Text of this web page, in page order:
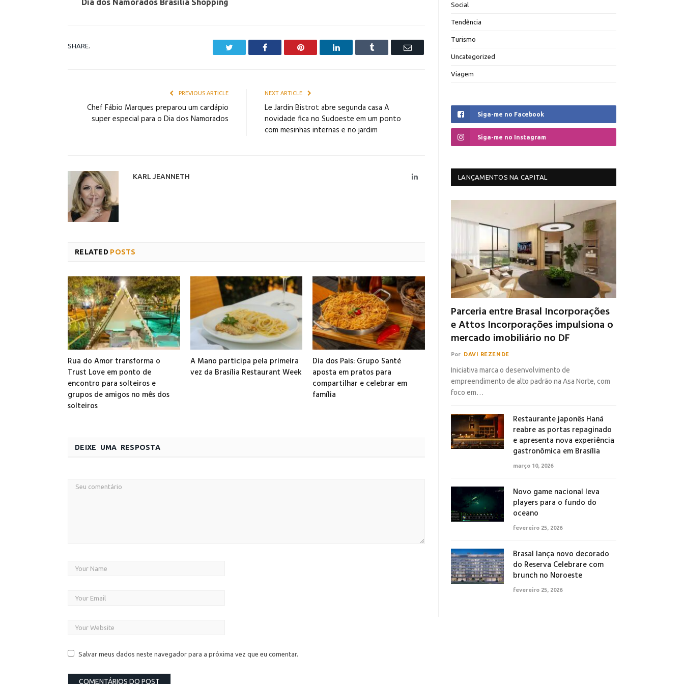
Dia dos Namorados Brasília Shopping
SHARE. Facebook Pinterest LinkedIn Tumblr Email
PREVIOUS ARTICLE
Chef Fábio Marques preparou um cardápio
super especial para o Dia dos Namorados
NEXT ARTICLE
Le Jardin Bistrot abre segunda casa A
novidade fica no Sudoeste em um ponto
com mesinhas internas e no jardim
KARL JEANNETH LinkedIn
RELATED POSTS
Rua do Amor transforma o
Trust Love em ponto de
encontro para solteiros e
grupos de amigos no mês dos
solteiros
A Mano participa pela primeira
vez da Brasília Restaurant Week
Dia dos Pais: Grupo Santé
aposta em pratos para
compartilhar e celebrar em
família
DEIXE UMA RESPOSTA
Salvar meus dados neste navegador para a próxima vez que eu comentar.
Social
Tendência
Turismo
Uncategorized
Viagem
Siga-me no Facebook
Siga-me no Instagram
LANÇAMENTOS NA CAPITAL
Parceria entre Brasal Incorporações
e Attos Incorporações impulsiona o
mercado imobiliário no DF
Por DAVI REZENDE
Iniciativa marca o desenvolvimento de
empreendimento de alto padrão na Asa Norte, com
foco em…
Restaurante japonês Haná
reabre as portas repaginado
e apresenta nova experiência
gastronômica em Brasília
março 10, 2026
Novo game nacional leva
players para o fundo do
oceano
fevereiro 25, 2026
Brasal lança novo decorado
do Reserva Celebrare com
brunch no Noroeste
fevereiro 25, 2026